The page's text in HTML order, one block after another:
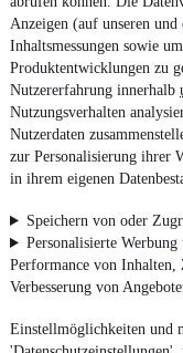
Anzeigen (auf unseren
Inhaltsmessungen sowie
Produktentwicklungen zu
Nutzererfahrung innerhalb
Nutzungsverhalten
Nutzerdaten
zur Personalisierung ihrer
in ihrem eigenen
Speichern von oder
Personalisierte
Performance von
Verbesserung von
Einstellmöglichkeiten und
Erklärung zur
Report Security
Ob Neuwagen,